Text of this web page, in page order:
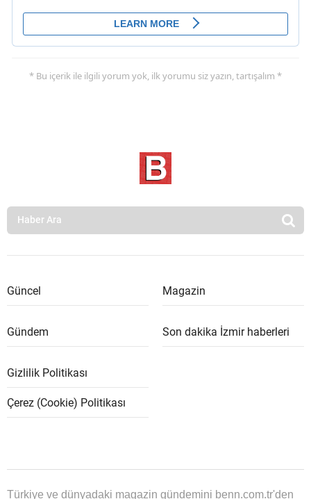
* Bu içerik ile ilgili yorum yok, ilk yorumu siz yazın, tartışalım *
Güncel Magazin
Gündem Son dakika İzmir haberleri
Gizlilik Politikası
Çerez (Cookie) Politikası
Türkiye ve dünyadaki magazin gündemini benn.com.tr'den